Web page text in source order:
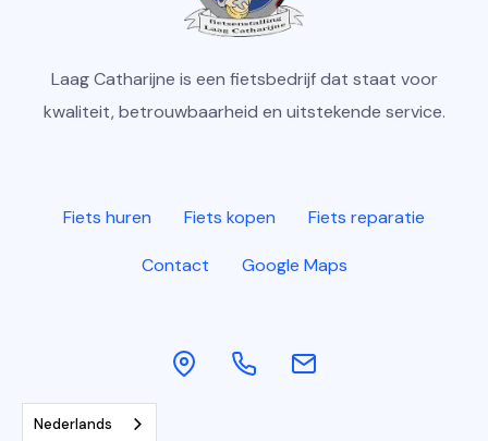
Laag Catharijne is een fietsbedrijf dat staat voor
kwaliteit, betrouwbaarheid en uitstekende service.
Fiets huren Fiets kopen Fiets reparatie
Contact Google Maps
Nederlands